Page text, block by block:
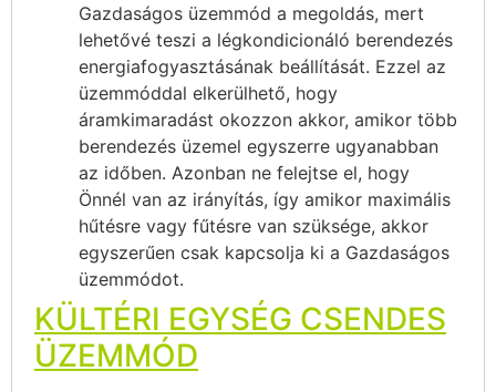
Gazdaságos üzemmód a megoldás, mert
lehetővé teszi a légkondicionáló berendezés
energiafogyasztásának beállítását. Ezzel az
üzemmóddal elkerülhető, hogy
áramkimaradást okozzon akkor, amikor több
berendezés üzemel egyszerre ugyanabban
az időben. Azonban ne felejtse el, hogy
Önnél van az irányítás, így amikor maximális
hűtésre vagy fűtésre van szüksége, akkor
egyszerűen csak kapcsolja ki a Gazdaságos
üzemmódot.
KÜLTÉRI EGYSÉG CSENDES
ÜZEMMÓD